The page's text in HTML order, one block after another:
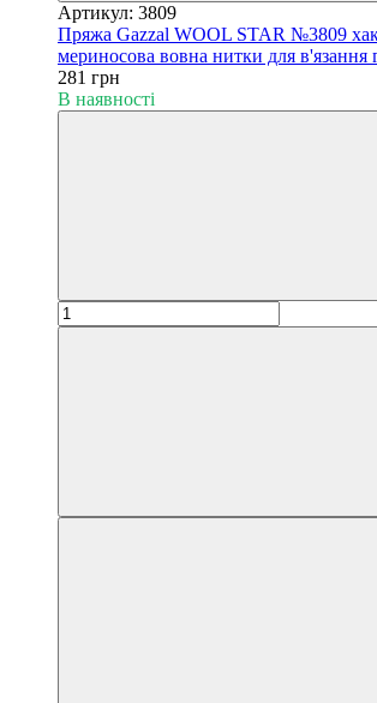
Артикул: 3809
Пряжа Gazzal WOOL STAR №3809
мериносова вовна нитки для в'язання
281 грн
В наявності